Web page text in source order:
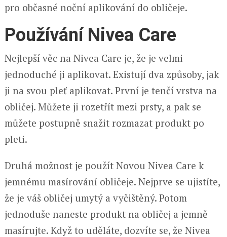
pro občasné noční aplikování do obličeje.
Používání Nivea Care
Nejlepší věc na Nivea Care je, že je velmi
jednoduché ji aplikovat. Existují dva způsoby, jak
ji na svou pleť aplikovat. První je tenčí vrstva na
obličej. Můžete ji rozetřít mezi prsty, a pak se
můžete postupně snažit rozmazat produkt po
pleti.
Druhá možnost je použít Novou Nivea Care k
jemnému masírování obličeje. Nejprve se ujistíte,
že je váš obličej umytý a vyčištěný. Potom
jednoduše naneste produkt na obličej a jemně
masírujte. Když to uděláte, dozvíte se, že Nivea